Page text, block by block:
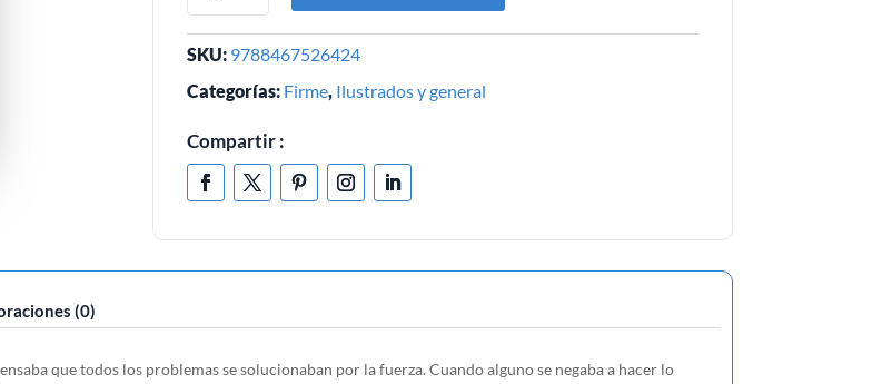
SKU: 9788467526424
Categorías: Firme, Ilustrados y general
Compartir :
(0)
que todos los problemas se solucionaban por la fuerza. Cuando alguno se negaba a hacer lo